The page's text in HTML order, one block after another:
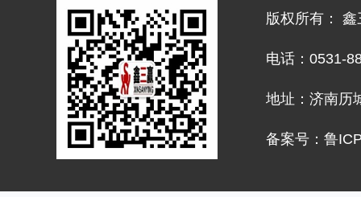
版权所有：
电话：0531-
地址：济南历
备案号：鲁